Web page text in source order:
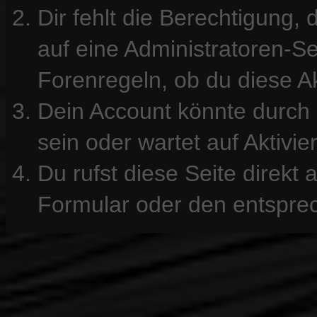
Dir fehlt die Berechtigung,
auf eine Administratoren-
Forenregeln, ob du diese
Dein Account könnte
sein oder wartet auf
Du rufst diese Seite direkt
Formular oder den